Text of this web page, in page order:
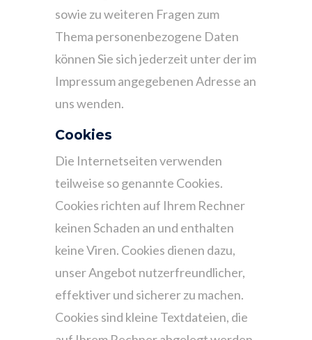
sowie zu weiteren Fragen zum
Thema personenbezogene Daten
können Sie sich jederzeit unter der im
Impressum angegebenen Adresse an
uns wenden.
Cookies
Die Internetseiten verwenden
teilweise so genannte Cookies.
Cookies richten auf Ihrem Rechner
keinen Schaden an und enthalten
keine Viren. Cookies dienen dazu,
unser Angebot nutzerfreundlicher,
effektiver und sicherer zu machen.
Cookies sind kleine Textdateien, die